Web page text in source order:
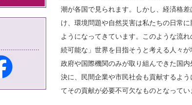
潮が各国で見られます。しかし、経済格差
け、環境問題や自然災害は私たちの日常に
ようになってきています。このような流
続可能な」世界を目指そうと考える人々
政府や国際機関のみが取り組んできた国
決に、民間企業や市民社会も貢献するよう
てその貢献が必要不可欠なものとなってい